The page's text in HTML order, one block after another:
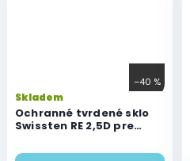
–40 %
Ochranné tvrdené sklo
Swissten RE 2,5D pre
Skladem